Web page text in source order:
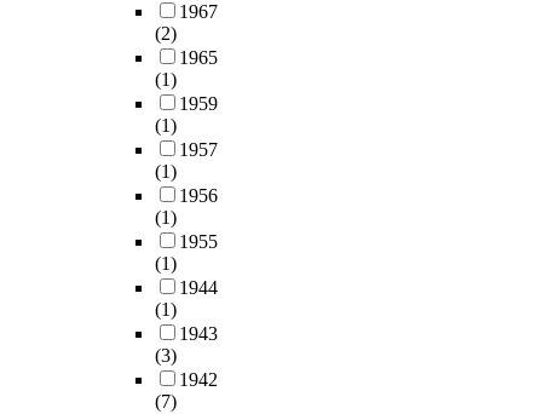
1967
(2)
1965
(1)
1959
(1)
1957
(1)
1956
(1)
1955
(1)
1944
(1)
1943
(3)
1942
(7)